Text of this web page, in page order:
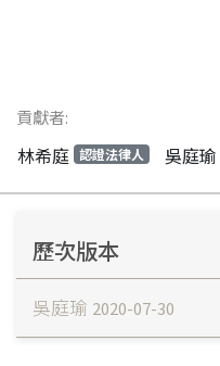
貢獻者:
林希庭 認證法律人 吳庭瑜
歷次版本
吳庭瑜 2020-07-30